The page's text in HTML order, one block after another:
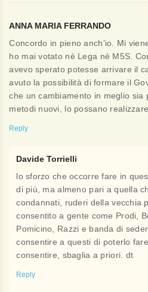
ANNA MARIA FERRANDO
Concordo in pieno anch'io. Mi
ho mai votato nè Lega nè M5S.
avevo sperato potesse arrivare il
avuto la possibilità di formare il
che un cambiamento in meglio
metodi nuovi, lo possano
Reply
Davide Torrielli
lo sforzo che occorre fare in
di più, ma almeno pari a quella
condannati, ruderi della vecchia
consentito a gente come Prodi,
Pomicino, Razzi e banda di
consentire a questi di poterlo
consentire, sbaglia a priori. dt
Reply